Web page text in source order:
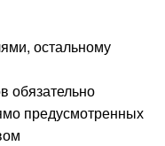
остальному
обязательно
предусмотренных